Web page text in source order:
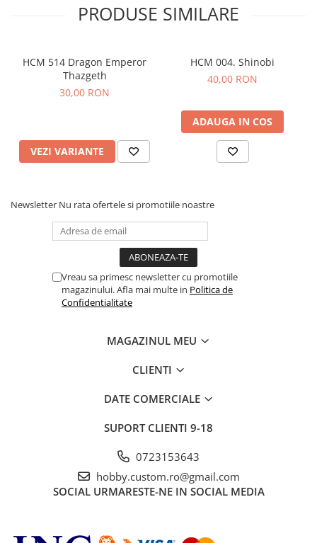
PRODUSE SIMILARE
HCM 514 Dragon Emperor
Thazgeth
30,00 RON
VEZI VARIANTE
HCM 004. Shinobi
40,00 RON
ADAUGA IN COS
Newsletter Nu rata ofertele si promotiile noastre
Vreau sa primesc newsletter cu promotiile
magazinului. Afla mai multe in Politica de
Confidentialitate
MAGAZINUL MEU
CLIENTI
DATE COMERCIALE
SUPORT CLIENTI 9-18
0723153643
hobby.custom.ro@gmail.com
SOCIAL URMARESTE-NE IN SOCIAL MEDIA